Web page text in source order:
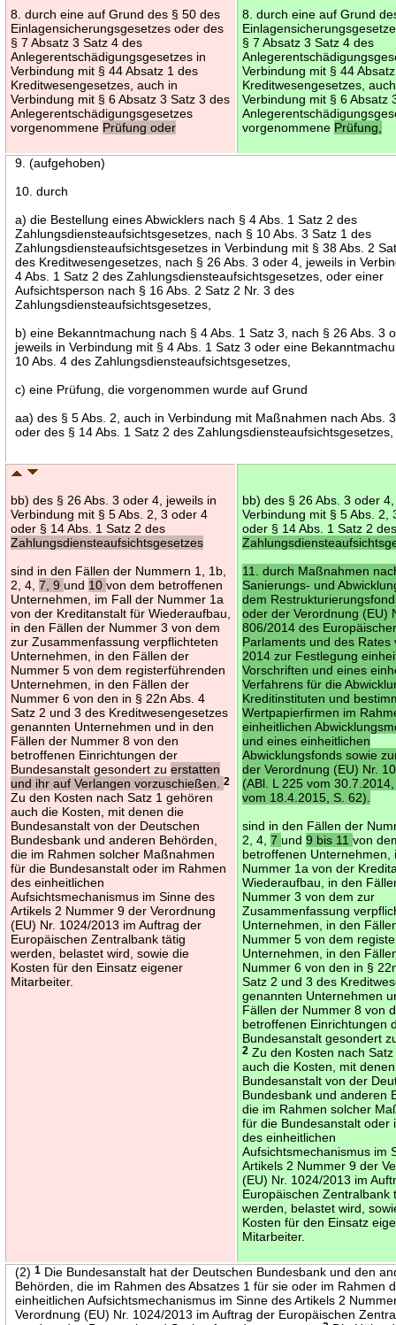
8. durch eine auf Grund des § 50 des
Einlagensicherungsgesetzes oder des
§ 7 Absatz 3 Satz 4 des
Anlegerentschädigungsgesetzes in
Verbindung mit § 44 Absatz 1 des
Kreditwesengesetzes, auch in
Verbindung mit § 6 Absatz 3 Satz 3 des
Anlegerentschädigungsgesetzes
vorgenommene Prüfung oder
8. durch eine auf Grund
§ 7 Absatz 3 Satz 4 des
Verbindung mit § 44
Kreditwesengesetzes,
Verbindung mit § 6 Absatz
vorgenommene Prüfung,
9. (aufgehoben)
10. durch
a) die Bestellung eines Abwicklers nach § 4 Abs. 1 Satz 2 des
Zahlungsdiensteaufsichtsgesetzes, nach § 10 Abs. 3 Satz 1 des
Zahlungsdiensteaufsichtsgesetzes in Verbindung mit § 38 Abs. 2
des Kreditwesengesetzes, nach § 26 Abs. 3 oder 4, jeweils in
4 Abs. 1 Satz 2 des Zahlungsdiensteaufsichtsgesetzes, oder einer
Aufsichtsperson nach § 16 Abs. 2 Satz 2 Nr. 3 des
Zahlungsdiensteaufsichtsgesetzes,
b) eine Bekanntmachung nach § 4 Abs. 1 Satz 3, nach § 26 Abs. 3
jeweils in Verbindung mit § 4 Abs. 1 Satz 3 oder eine
10 Abs. 4 des Zahlungsdiensteaufsichtsgesetzes,
c) eine Prüfung, die vorgenommen wurde auf Grund
aa) des § 5 Abs. 2, auch in Verbindung mit Maßnahmen nach Abs.
oder des § 14 Abs. 1 Satz 2 des Zahlungsdiensteaufsichtsgesetzes,
bb) des § 26 Abs. 3 oder 4, jeweils in
Verbindung mit § 5 Abs. 2, 3 oder 4
oder § 14 Abs. 1 Satz 2 des
Zahlungsdiensteaufsichtsgesetzes
sind in den Fällen der Nummern 1, 1b,
2, 4,7, 9und 10von dem betroffenen
Unternehmen, im Fall der Nummer 1a
von der Kreditanstalt für Wiederaufbau,
in den Fällen der Nummer 3 von dem
zur Zusammenfassung verpflichteten
Unternehmen, in den Fällen der
Nummer 5 von dem registerführenden
Unternehmen, in den Fällen der
Nummer 6 von den in § 22n Abs. 4
Satz 2 und 3 des Kreditwesengesetzes
genannten Unternehmen und in den
Fällen der Nummer 8 von den
betroffenen Einrichtungen der
Bundesanstalt gesondert zuerstatten
und ihr auf Verlangen vorzuschießen.2
Zu den Kosten nach Satz 1 gehören
auch die Kosten, mit denen die
Bundesanstalt von der Deutschen
Bundesbank und anderen Behörden,
die im Rahmen solcher Maßnahmen
für die Bundesanstalt oder im Rahmen
des einheitlichen
Aufsichtsmechanismus im Sinne des
Artikels 2 Nummer 9 der Verordnung
(EU) Nr. 1024/2013 im Auftrag der
Europäischen Zentralbank tätig
werden, belastet wird, sowie die
Kosten für den Einsatz eigener
Mitarbeiter.
bb) des § 26 Abs. 3 oder
Verbindung mit § 5 Abs. 2,
oder § 14 Abs. 1 Satz 2
11. durch Maßnahmen
Sanierungs- und
dem
oder der Verordnung (EU)
806/2014 des
Parlaments und des Rates
2014 zur Festlegung
Vorschriften und eines
Verfahrens für die
Kreditinstituten und
Wertpapierfirmen im
einheitlichen
und eines einheitlichen
Abwicklungsfonds sowie
der Verordnung (EU) Nr.
(ABl. L 225 vom
vom 18.4.2015, S. 62).
sind in den Fällen der
2, 4,7und9 bis 11von
betroffenen Unternehmen,
Nummer 1a von der
Wiederaufbau, in den
Nummer 3 von dem zur
Zusammenfassung
Unternehmen, in den
Nummer 5 von dem
Unternehmen, in den
Nummer 6 von den in §
Satz 2 und 3 des
genannten Unternehmen
Fällen der Nummer 8 von
betroffenen Einrichtungen
Bundesanstalt gesondert
2 Zu den Kosten nach
auch die Kosten, mit
Bundesanstalt von der
Bundesbank und anderen
die im Rahmen solcher
für die Bundesanstalt oder
des einheitlichen
Aufsichtsmechanismus im
Artikels 2 Nummer 9 der
(EU) Nr. 1024/2013 im
Europäischen Zentralbank
werden, belastet wird,
Kosten für den Einsatz
Mitarbeiter.
(2)1 Die Bundesanstalt hat der Deutschen Bundesbank und den
Behörden, die im Rahmen des Absatzes 1 für sie oder im Rahmen
einheitlichen Aufsichtsmechanismus im Sinne des Artikels 2
Verordnung (EU) Nr. 1024/2013 im Auftrag der Europäischen